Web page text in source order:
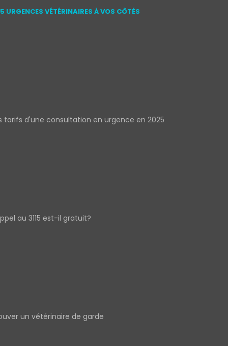
URGENCES VÉTÉRINAIRES À VOS CÔTÉS
tarifs d'une consultation en urgence en 2025
au 3115 est-il gratuit?
un vétérinaire de garde